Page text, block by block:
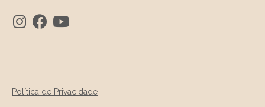
Política de Privacidade